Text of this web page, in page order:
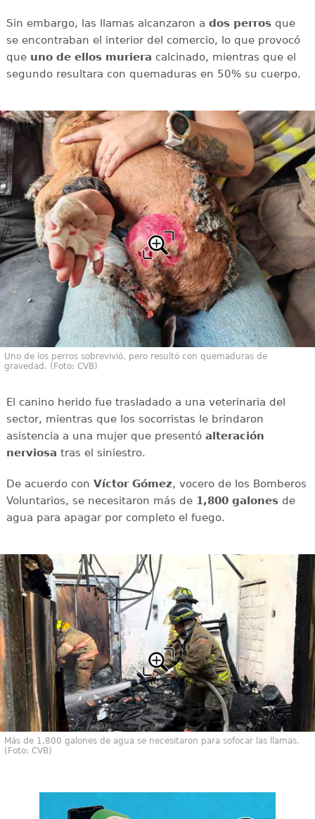
Sin embargo, las llamas alcanzaron a dos perrosque
se encontraban el interior del comercio, lo que provocó
que uno de ellos muriera calcinado, mientras que el
segundo resultara con quemaduras en 50% su cuerpo.
Uno de los perros sobrevivió, pero resultó con quemaduras de
gravedad. (Foto: CVB)
El canino herido fue trasladado a una veterinaria del
sector, mientras que los socorristas le brindaron
asistencia a una mujer que presentó alteración
nerviosa tras el siniestro.
De acuerdo con Víctor Gómez, vocero de los Bomberos
Voluntarios, se necesitaron más de 1,800 galonesde
agua para apagar por completo el fuego.
Más de 1,800 galones de agua se necesitaron para sofocar las llamas.
(Foto: CVB)